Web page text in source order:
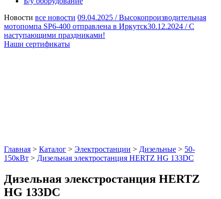
Новости все новости 09.04.2025 /Высокопроизводительная
мотопомпа SP6-400 отправлена в Иркутск30.12.2024 /С
наступающими праздниками!
Наши сертификаты
Главная > Каталог > Электростанции > Дизельные > 50-
150кВт > Дизельная электростанция HERTZ HG 133DC
Дизельная элекстростанция HERTZ
HG 133DC